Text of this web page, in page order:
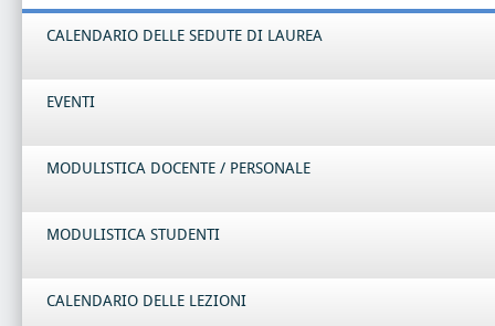
CALENDARIO DELLE SEDUTE DI LAUREA
EVENTI
MODULISTICA DOCENTE / PERSONALE
MODULISTICA STUDENTI
CALENDARIO DELLE LEZIONI